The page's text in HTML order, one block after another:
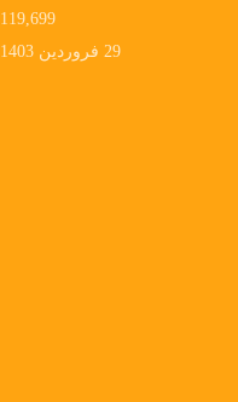
119,699
29 فروردین 1403